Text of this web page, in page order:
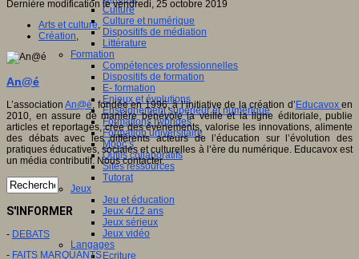
Culture
Culture et numérique
Dispositifs de médiation
Littérature
Formation
Compétences professionnelles
Dispositifs de formation
E- formation
Enjeux et évolutions
Enseignement supérieur et numérique
Formations hybrides
Formation universitaire
Mooc’s
Outils collaboratifs
Sites ressources
Tutorat
Jeux
Jeu et éducation
Jeux 4/12 ans
Jeux sérieux
Jeux vidéo
Langages
Ecriture
Dernière modification le vendredi, 25 octobre 2019
Arts et culture,
Création,
An@é
L’associationAn@é, fondée en 1996, à l’initiative de la création d’ Educavoxen
2010, en assure de manière bénévole la veille et la ligne éditoriale, publie
articles et reportages, crée des événements, valorise les innovations, alimente
des débats avec les différents acteurs de l’éducation sur l’évolution des
pratiques éducatives, sociales et culturelles à l’ère du numérique. Educavox est
un média contributif. Nous contacter.
S'INFORMER
- DEBATS
- FAITS MARQUANTS